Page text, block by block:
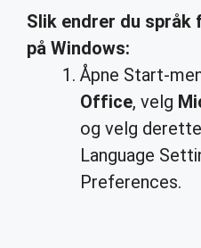
Slik endrer du språk
på Windows:
Åpne Start-
Office, velg
og velg
Language
Preferences.